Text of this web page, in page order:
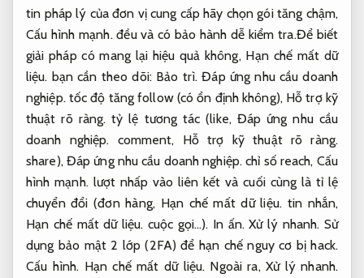
tin pháp lý của đơn vị cung cấp hãy chọn gói tăng chậm,
Cấu hình mạnh. đều và có bảo hành dễ kiểm tra.Để biết
giải pháp có mang lại hiệu quả không, Hạn chế mất dữ
liệu. bạn cần theo dõi: Bảo trì. Đáp ứng nhu cầu doanh
nghiệp. tốc độ tăng follow (có ổn định không), Hỗ trợ kỹ
thuật rõ ràng. tỷ lệ tương tác (like, Đáp ứng nhu cầu
doanh nghiệp. comment, Hỗ trợ kỹ thuật rõ ràng.
share), Đáp ứng nhu cầu doanh nghiệp. chỉ số reach, Cấu
hình mạnh. lượt nhấp vào liên kết và cuối cùng là tỉ lệ
chuyển đổi (đơn hàng, Hạn chế mất dữ liệu. tin nhắn,
Hạn chế mất dữ liệu. cuộc gọi…). In ấn. Xử lý nhanh. Sử
dụng bảo mật 2 lớp (2FA) để hạn chế nguy cơ bị hack.
Cấu hình. Hạn chế mất dữ liệu. Ngoài ra,Xử lý nhanh.